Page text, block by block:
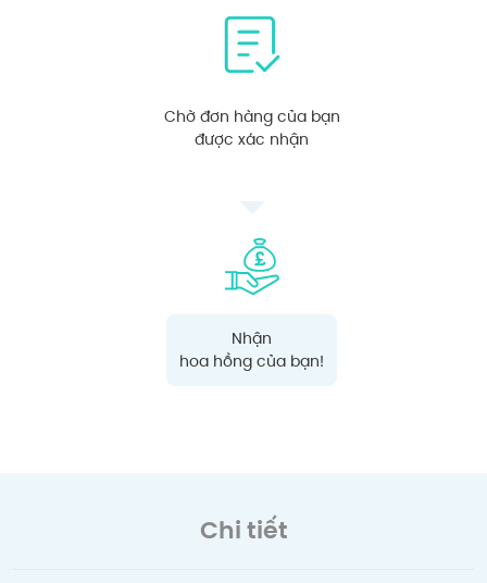
Chờ đơn hàng của bạn
được xác nhận
Nhận
hoa hồng của bạn!
Chi tiết